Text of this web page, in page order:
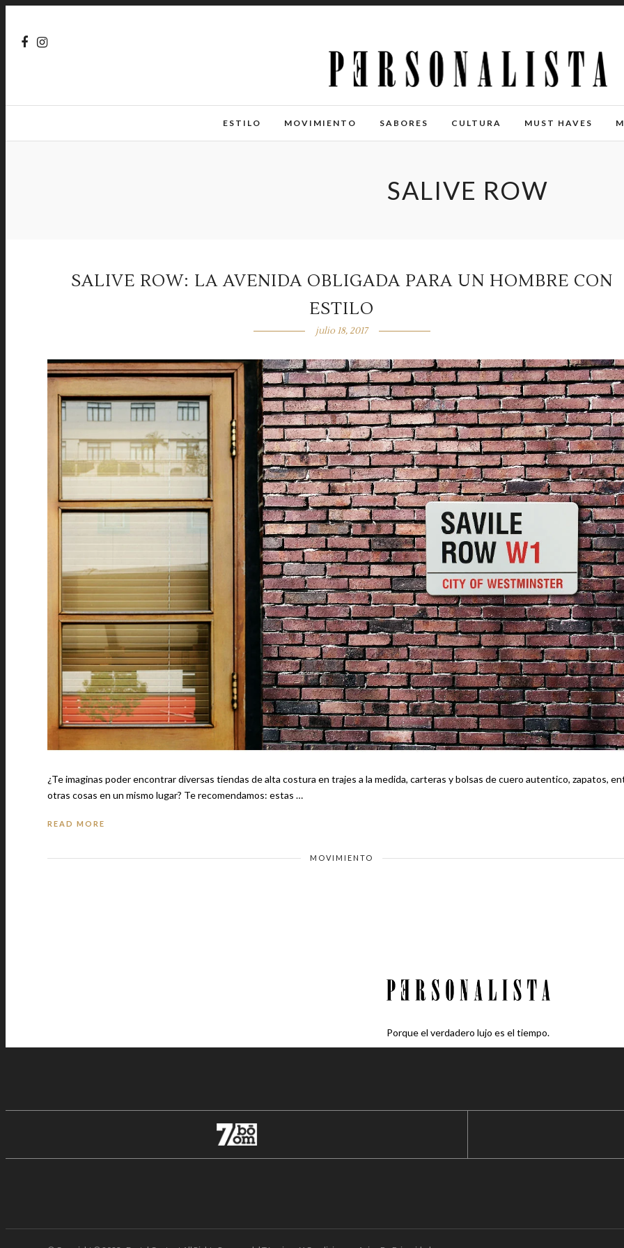
ESTILO MOVIMIENTO SABORES CULTURA MUST HAVES
SALIVE ROW
SALIVE ROW: LA AVENIDA OBLIGADA PARA UN HOMBRE CON
ESTILO
julio 18, 2017
¿Te imaginas poder encontrar diversas tiendas de alta costura en trajes a la medida, carteras y bolsas de cuero autentico, zapatos,
otras cosas en un mismo lugar? Te recomendamos: estas …
READ MORE
MOVIMIENTO
Porque el verdadero lujo es el tiempo.